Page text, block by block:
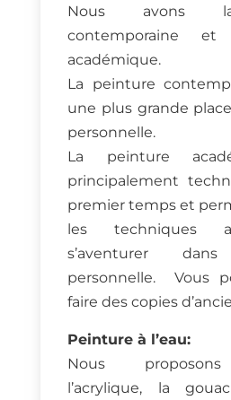
Nous avons
contemporaine
académique.
La peinture
une plus grande
personnelle.
La peinture
principalement
premier temps et
les techniques
s’aventurer dans
personnelle. Vous
faire des copies
Peinture à l’eau:
Nous proposons
l’acrylique, la